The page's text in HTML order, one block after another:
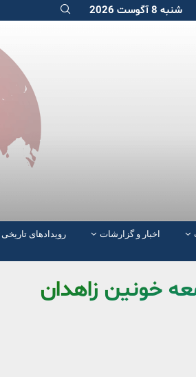
شنبه 8 آگوست 2026
اخبار و گزارشات رویدادهای تاریخی
خونین زاهدان